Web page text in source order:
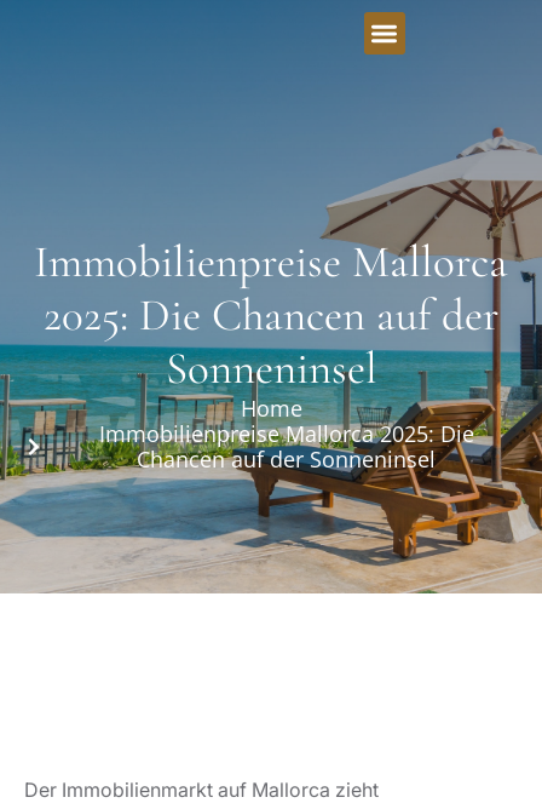
Immobilienpreise Mallorca
2025: Die Chancen auf der
Sonneninsel
Home
Immobilienpreise Mallorca 2025: Die
Chancen auf der Sonneninsel
Der Immobilienmarkt auf Mallorca zieht